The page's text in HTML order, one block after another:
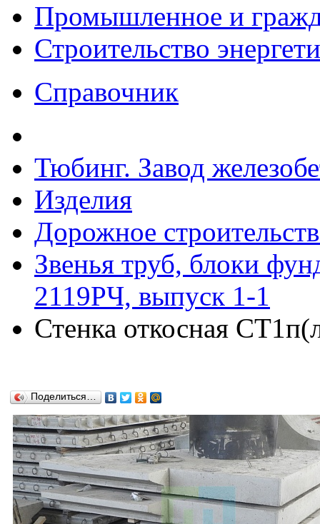
Промышленное и
Строительство
Справочник
Тюбинг. Завод
Изделия
Дорожное
Звенья труб, блоки
2119РЧ, выпуск 1-1
Стенка откосная
Поделиться…